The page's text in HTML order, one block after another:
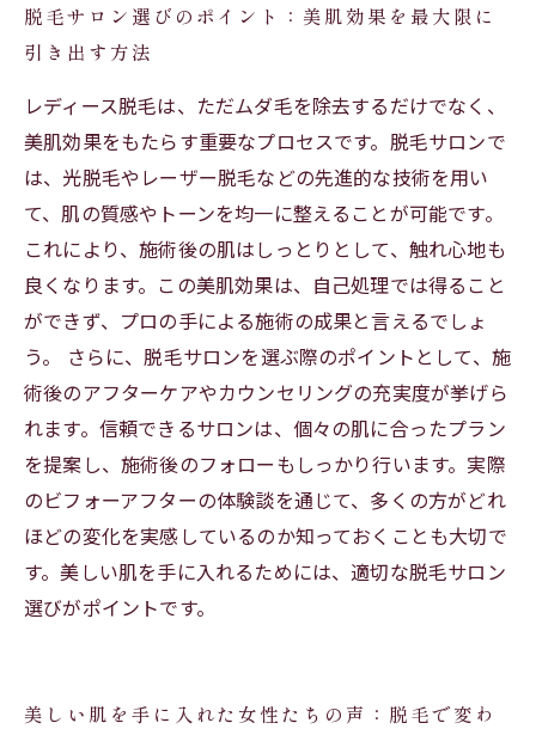
脱毛サロン選びのポイント：美肌効果を最大限に
引き出す方法
レディース脱毛は、ただムダ毛を除去するだけでなく、
美肌効果をもたらす重要なプロセスです。脱毛サロンで
は、光脱毛やレーザー脱毛などの先進的な技術を用い
て、肌の質感やトーンを均一に整えることが可能です。
これにより、施術後の肌はしっとりとして、触れ心地も
良くなります。この美肌効果は、自己処理では得ること
ができず、プロの手による施術の成果と言えるでしょ
う。 さらに、脱毛サロンを選ぶ際のポイントとして、施
術後のアフターケアやカウンセリングの充実度が挙げら
れます。信頼できるサロンは、個々の肌に合ったプラン
を提案し、施術後のフォローもしっかり行います。実際
のビフォーアフターの体験談を通じて、多くの方がどれ
ほどの変化を実感しているのか知っておくことも大切で
す。美しい肌を手に入れるためには、適切な脱毛サロン
選びがポイントです。
美しい肌を手に入れた女性たちの声：脱毛で変わ